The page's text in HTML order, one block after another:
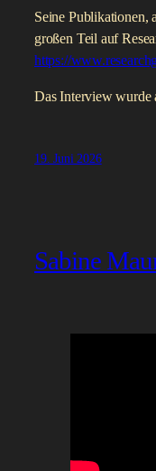
Seine Publikationen,
großen Teil auf
https://
Das Interview wurde
19. Juni 2026
Sabine